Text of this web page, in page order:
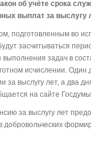
об учёте срока
выплат за выслугу
подготовленным во
засчитываться
задач в
исчислении.
за выслугу лет, а два
на сайте
за выслугу лет